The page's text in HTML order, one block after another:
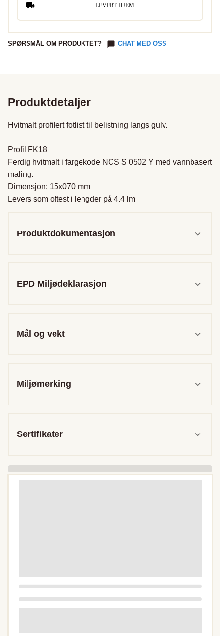
LEVERT HJEM
SPØRSMÅL OM PRODUKTET? CHAT MED OSS
Produktdetaljer
Hvitmalt profilert fotlist til belistning langs gulv.
Profil FK18
Ferdig hvitmalt i fargekode NCS S 0502 Y med vannbasert
maling.
Dimensjon: 15x070 mm
Levers som oftest i lengder på 4,4 lm
Produktdokumentasjon
EPD Miljødeklarasjon
Mål og vekt
Miljømerking
Sertifikater